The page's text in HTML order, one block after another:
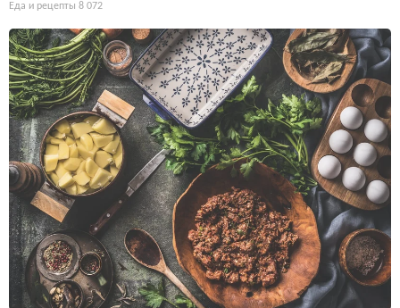
Еда и рецепты 8 072